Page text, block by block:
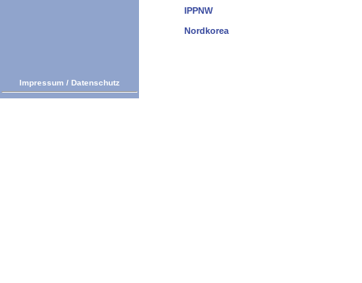
IPPNW
Nordkorea
Impressum / Datenschutz